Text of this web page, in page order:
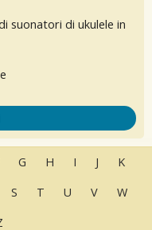
suonatori di ukulele in
G H I J
K
S T U V
W